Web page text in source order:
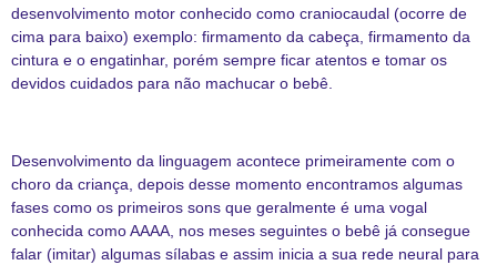
desenvolvimento motor conhecido como craniocaudal (ocorre de
cima para baixo) exemplo: firmamento da cabeça, firmamento da
cintura e o engatinhar, porém sempre ficar atentos e tomar os
devidos cuidados para não machucar o bebê.
Desenvolvimento da linguagem acontece primeiramente com o
choro da criança, depois desse momento encontramos algumas
fases como os primeiros sons que geralmente é uma vogal
conhecida como AAAA, nos meses seguintes o bebê já consegue
falar (imitar) algumas sílabas e assim inicia a sua rede neural para